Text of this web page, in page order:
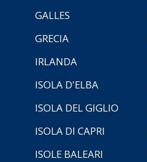
GALLES
GRECIA
IRLANDA
ISOLA D'ELBA
ISOLA DEL GIGLIO
ISOLA DI CAPRI
ISOLE BALEARI